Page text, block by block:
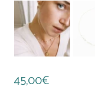
45,00€